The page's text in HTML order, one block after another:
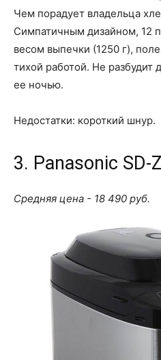
Чем порадует владельца
Симпатичным дизайном, 12
весом выпечки (1250 г),
тихой работой. Не разбудит
ее ночью.
Недостатки: короткий шнур.
3. Panasonic SD-
Средняя цена - 18 490 руб.